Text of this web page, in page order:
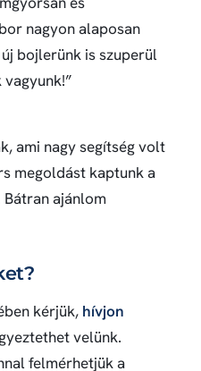
nagyon alaposan
bojlerünk is szuperül
ami nagy segítség volt
megoldást kaptunk a
ajánlom
kérjük, hívjon
velünk.
felmérhetjük a